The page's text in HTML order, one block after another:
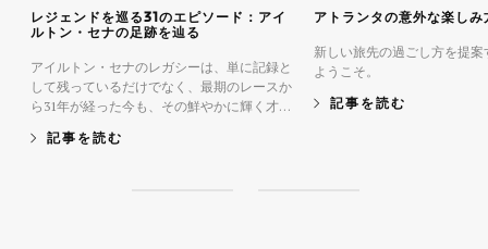
レジェンドを巡る31のエピソード：アイ
ルトン・セナの足跡を辿る
アイルトン・セナのレガシーは、単に記録と
して残っているだけでなく、最期のレースか
ら31年が経った今も、その鮮やかに輝く才
人々の心の中に生き続けています。
記事を読む
アトランタの意外な楽しみ
新しい旅先の過ごし方を提
ようこそ。
記事を読む